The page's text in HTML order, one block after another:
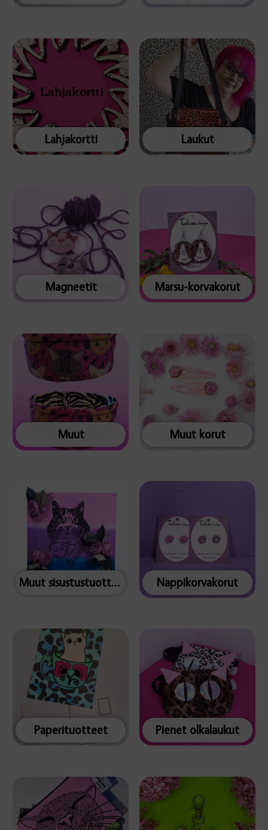
Lahjakortti Laukut
Magneetit Marsu-korvakorut
Muut Muut korut
Muut sisustustuotteet Nappikorvakorut
Paperituotteet Pienet olkalaukut